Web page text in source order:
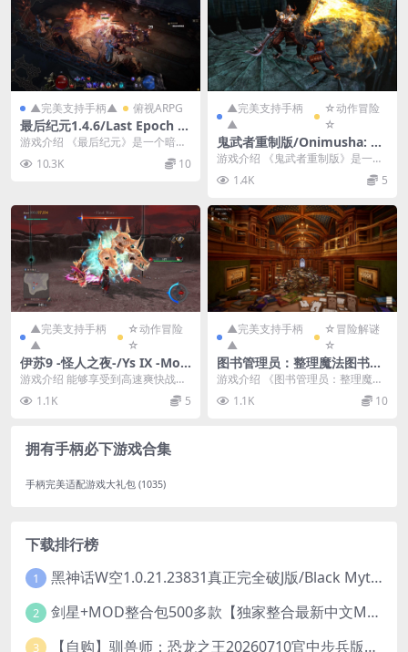
▲完美支持手柄▲ 俯视ARPG
最后纪元1.4.6/Last Epoch V
er1.4.6
游戏介绍 《最后纪元》是一个暗黑
风格的地下城动作角色扮演游戏。
在黑暗幻想世界中，...
10.3K 10
▲完美支持手柄
▲
☆动作冒险
☆
鬼武者重制版/Onimusha: W
arlords
游戏介绍 《鬼武者重制版》是一款
戏。重制版对画面...
1.4K 5
▲完美支持手柄
▲
☆动作冒险
☆
伊苏9 -怪人之夜-/Ys IX -Mon
strum NOX-
游戏介绍 能够享受到高速爽快战斗
与以“异能”自由奔驰探索的动作RPG
《伊苏Ⅸ》于...
1.1K 5
▲完美支持手柄
▲
☆冒险解谜
☆
图书管理员：整理魔法图书馆
吧！/Librarian: Tidy Up the
游戏介绍 《图书管理员：整理魔法
图书馆吧！》是一款单人游玩的模
拟游戏。 你的任务...
1.1K 10
拥有手柄必下游戏合集
手柄完美适配游戏大礼包 (1035)
下载排行榜
1 黑神话W空1.0.21.23831真正完全破J版/Black Myth Wukong Ver1.0.21.23831
2 剑星+MOD整合包500多款【独家整合最新中文MOD管理器+可直连N网下载2000+MOD+集成CNS一键换肤】/Stellar Blade MOD Ver2026.5.18
3 【自购】驯兽师：恐龙之王20260710官中步兵版+全DLC【PC+安卓模拟器+3D大型生存SLG/动作冒险】/Tamer: King of Dinosaurs【19.6G】